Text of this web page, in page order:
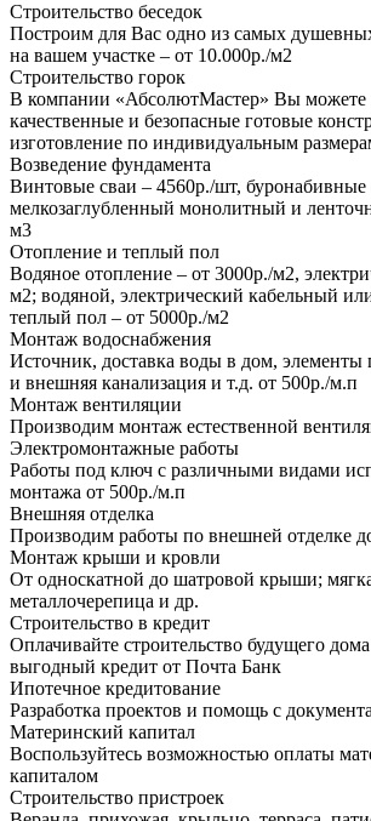
Строительство беседок
Построим для Вас одно из самых
на вашем участке – от 10.000р./м2
Строительство горок
В компании «АбсолютМастер» Вы можете
качественные и безопасные готовые
изготовление по индивидуальным
Возведение фундамента
Винтовые сваи – 4560р./шт, буронабивные
мелкозаглубленный монолитный и
м3
Отопление и теплый пол
Водяное отопление – от 3000р./м2,
м2; водяной, электрический кабельный
теплый пол – от 5000р./м2
Монтаж водоснабжения
Источник, доставка воды в дом, элементы
и внешняя канализация и т.д. от 500р./м.п
Монтаж вентиляции
Производим монтаж естественной
Электромонтажные работы
Работы под ключ с различными видами
монтажа от 500р./м.п
Внешняя отделка
Производим работы по внешней отделке
Монтаж крыши и кровли
От односкатной до шатровой крыши;
металлочерепица и др.
Строительство в кредит
Оплачивайте строительство будущего
выгодный кредит от Почта Банк
Ипотечное кредитование
Разработка проектов и помощь с
Материнский капитал
Воспользуйтесь возможностью оплаты
капиталом
Строительство пристроек